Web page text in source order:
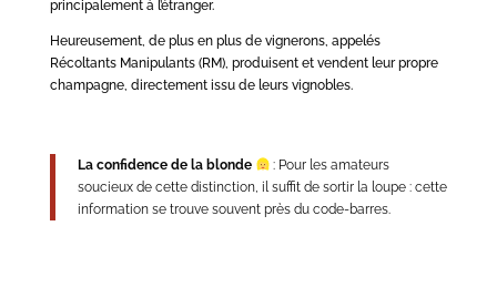
principalement à l’étranger.
Heureusement, de plus en plus de vignerons, appelés
Récoltants Manipulants (RM), produisent et vendent leur propre
champagne, directement issu de leurs vignobles.
La confidence de la blonde
: Pour les amateurs
soucieux de cette distinction, il suffit de sortir la loupe : cette
information se trouve souvent près du code-barres.